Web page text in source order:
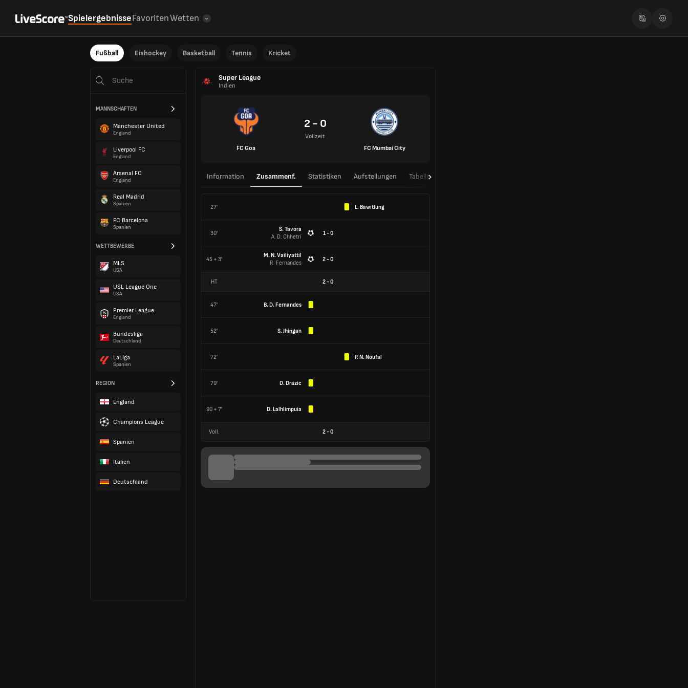
SpielergebnisseFavoritenWetten
Fußball Eishockey Basketball Tennis Kricket
MANNSCHAFTEN
Manchester United
England
Liverpool FC
England
Arsenal FC
England
Real Madrid
Spanien
FC Barcelona
Spanien
WETTBEWERBE
MLS
USA
USL League One
USA
Premier League
England
Bundesliga
Deutschland
LaLiga
Spanien
REGION
England
Champions League
Spanien
Italien
Deutschland
Super League
Indien
FC Goa
2 - 0
Vollzeit
FC Mumbai City
Information Zusammenf. Statistiken Aufstellungen Tabelle
27' L. Bawitlung
30'
S. Tavora
A. D. Chhetri
1 - 0
45 + 3'
M. N. Vailiyattil
R. Fernandes
2 - 0
HT 2-0
47' B. D. Fernandes
52' S. Jhingan
72' P. N. Noufal
79' D. Drazic
90 + 7' D. Lalhlimpuia
Voll. 2-0